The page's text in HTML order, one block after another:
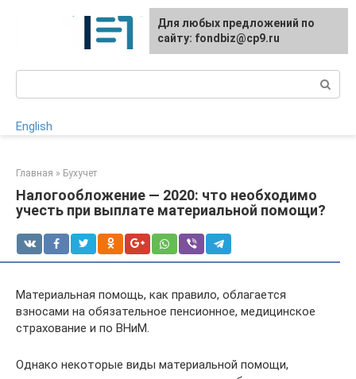
English
Главная » Бухучет
Налогообложение — 2020: что необходимо
учесть при выплате материальной помощи?
Материальная помощь, как правило, облагается
взносами на обязательное пенсионное, медицинское
страхование и по ВНиМ.
Однако некоторые виды материальной помощи,
Для любых предложений по
сайту: fondbiz@cp9.ru